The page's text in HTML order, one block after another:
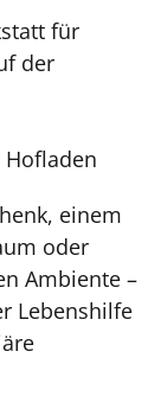
für
der
einem
oder
Ambiente –
Lebenshilfe